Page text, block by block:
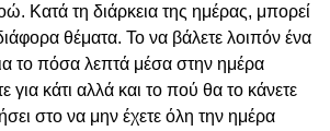
Κατά τη διάρκεια της ημέρας, μπορεί
θέματα. Το να βάλετε λοιπόν ένα
το πόσα λεπτά μέσα στην ημέρα
για κάτι αλλά και το πού θα το κάνετε
στο να μην έχετε όλη την ημέρα